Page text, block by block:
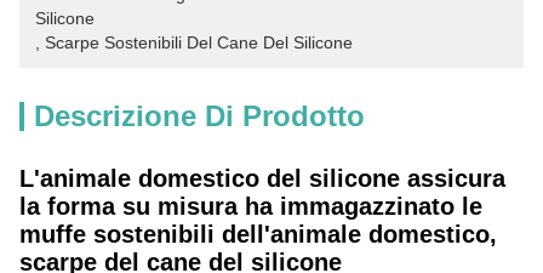
Silicone
Scarpe Sostenibili Del Cane Del Silicone
Descrizione Di Prodotto
L'animale domestico del silicone assicura
la forma su misura ha immagazzinato le
muffe sostenibili dell'animale domestico,
scarpe del cane del silicone